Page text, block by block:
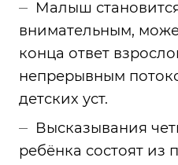
Малыш
внимательным,
конца ответ
непрерывным
детских уст.
Высказывания
ребёнка состоят из